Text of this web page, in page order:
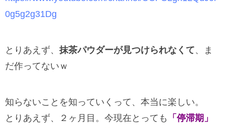
0g5g2g31Dg
とりあえず、 抹茶パウダーが見つけられなくて、ま
だ作ってないｗ
知らないことを知っていくって、本当に楽しい。
とりあえず、２ヶ月目。今現在とっても
「停滞期」